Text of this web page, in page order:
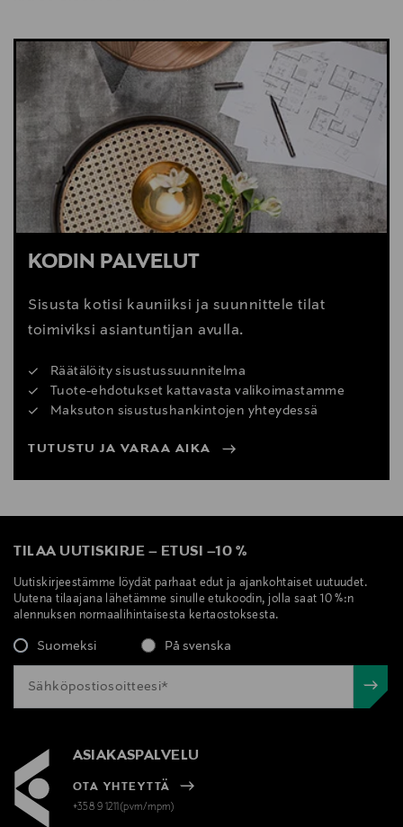
KATSO SISUSTUSVINKIT
KODIN PALVELUT
Sisusta kotisi kauniiksi ja suunnittele tilat
toimiviksi asiantuntijan avulla.
Räätälöity sisustussuunnitelma
Tuote-ehdotukset kattavasta valikoimastamme
Maksuton sisustushankintojen yhteydessä
TUTUSTU JA VARAA AIKA
TILAA UUTISKIRJE – ETUSI –10 %
Uutiskirjeestämme löydät parhaat edut ja ajankohtaiset uutuudet.
Uutena tilaajana lähetämme sinulle etukoodin, jolla saat 10 %:n
alennuksen normaalihintaisesta kertaostoksesta.
Suomeksi På svenska
ASIAKASPALVELU
OTA YHTEYTTÄ
+358 9 1211(pvm/mpm)